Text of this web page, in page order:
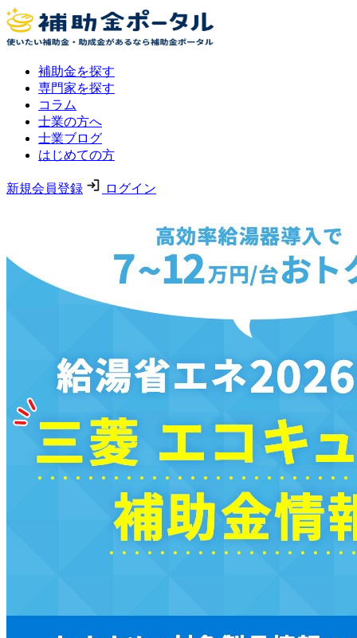
補助金を探す
専門家を探す
コラム
士業の方へ
士業ブログ
はじめての方
新規会員登録 ログイン